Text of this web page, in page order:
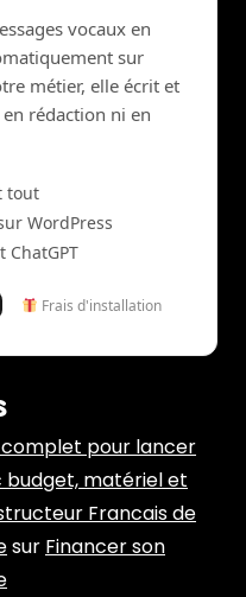
vocaux en
sur
métier, elle écrit et
rédaction ni en
tout
WordPress
ChatGPT
Frais d'installation
complet pour lancer
budget, matériel et
Francais de
sur Financer son